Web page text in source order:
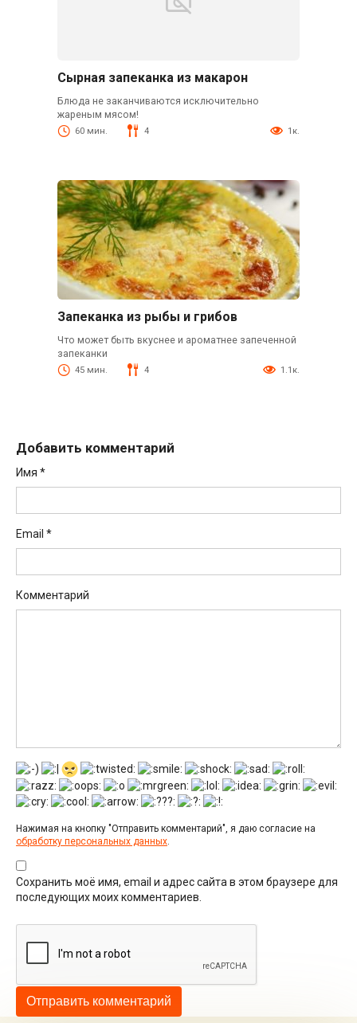
Сырная запеканка из макарон
Блюда не заканчиваются исключительно
жареным мясом!
60 мин. 4 1к.
Запеканка из рыбы и грибов
Что может быть вкуснее и ароматнее запеченной
запеканки
45 мин. 4 1.1к.
Добавить комментарий
Имя *
Email *
Комментарий
Нажимая на кнопку "Отправить комментарий", я даю согласие на
обработку персональных данных.
Сохранить моё имя, email и адрес сайта в этом браузере для
последующих моих комментариев.